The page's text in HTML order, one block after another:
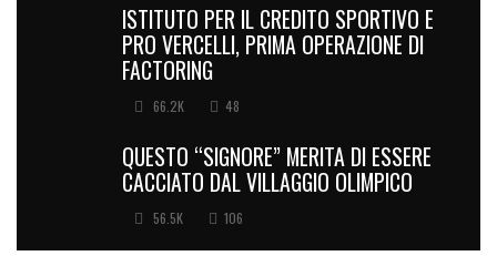
ISTITUTO PER IL CREDITO SPORTIVO E
PRO VERCELLI, PRIMA OPERAZIONE DI
FACTORING
66.2K 48
QUESTO “SIGNORE” MERITA DI ESSERE
CACCIATO DAL VILLAGGIO OLIMPICO
56.5K 106